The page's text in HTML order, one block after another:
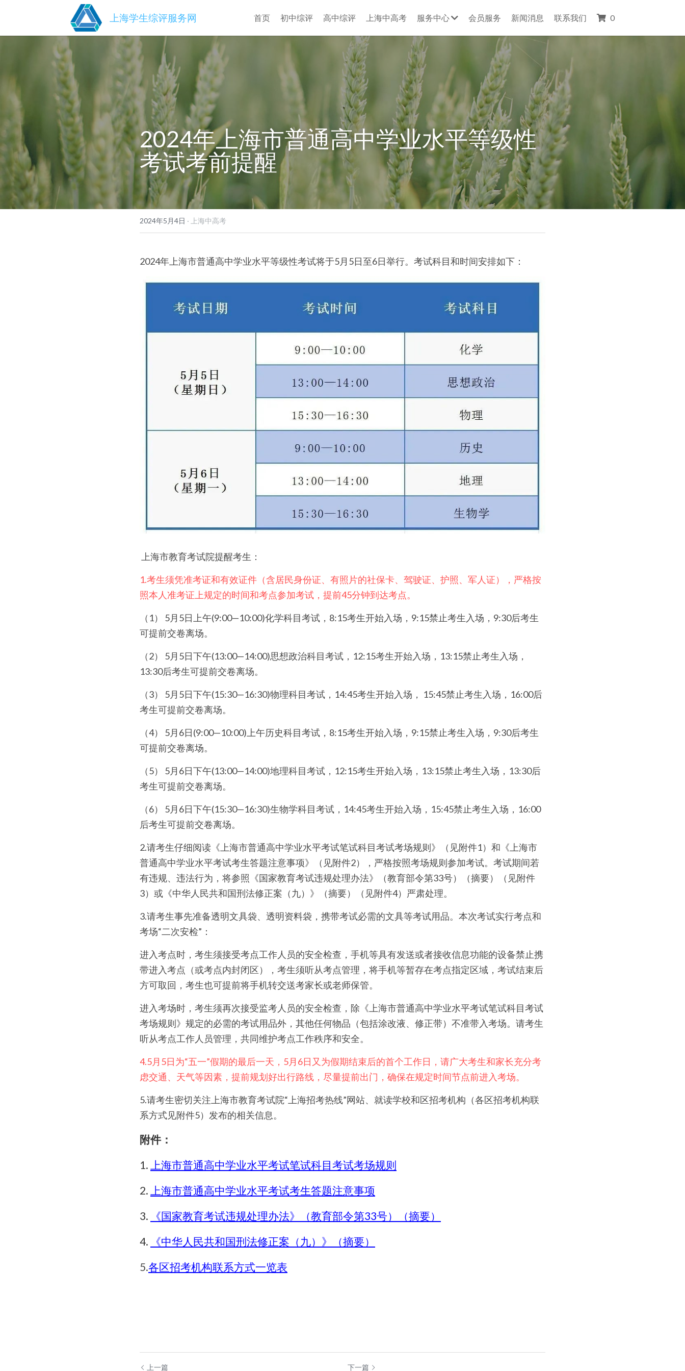
上海学生综评服务网 首页 初中综评 高中综评 上海中高考 服务中心 会员服务 新闻消息 联系我们 0
2024年上海市普通高中学业水平等级性
考试考前提醒
2024年5月4日 · 上海中高考
2024年上海市普通高中学业水平等级性考试将于5月5日至6日举行。考试科目和时间安排如下：
上海市教育考试院提醒考生：
1.考生须凭准考证和有效证件（含居民身份证、有照片的社保卡、驾驶证、护照、军人证），严格按
照本人准考证上规定的时间和考点参加考试，提前45分钟到达考点。
（1） 5月5日上午(9:00—10:00)化学科目考试，8:15考生开始入场，9:15禁止考生入场，9:30后考生
可提前交卷离场。
（2） 5月5日下午(13:00—14:00)思想政治科目考试，12:15考生开始入场，13:15禁止考生入场，
13:30后考生可提前交卷离场。
（3） 5月5日下午(15:30—16:30)物理科目考试，14:45考生开始入场， 15:45禁止考生入场，16:00后
考生可提前交卷离场。
（4） 5月6日(9:00—10:00)上午历史科目考试，8:15考生开始入场，9:15禁止考生入场，9:30后考生
可提前交卷离场。
（5） 5月6日下午(13:00—14:00)地理科目考试，12:15考生开始入场，13:15禁止考生入场，13:30后
考生可提前交卷离场。
（6） 5月6日下午(15:30—16:30)生物学科目考试，14:45考生开始入场，15:45禁止考生入场，16:00
后考生可提前交卷离场。
2.请考生仔细阅读《上海市普通高中学业水平考试笔试科目考试考场规则》（见附件1）和《上海市
普通高中学业水平考试考生答题注意事项》（见附件2），严格按照考场规则参加考试。考试期间若
有违规、违法行为，将参照《国家教育考试违规处理办法》（教育部令第33号）（摘要）（见附件
3）或《中华人民共和国刑法修正案（九）》（摘要）（见附件4）严肃处理。
3.请考生事先准备透明文具袋、透明资料袋，携带考试必需的文具等考试用品。本次考试实行考点和
考场“二次安检”：
进入考点时，考生须接受考点工作人员的安全检查，手机等具有发送或者接收信息功能的设备禁止携
带进入考点（或考点内封闭区），考生须听从考点管理，将手机等暂存在考点指定区域，考试结束后
方可取回，考生也可提前将手机转交送考家长或老师保管。
进入考场时，考生须再次接受监考人员的安全检查，除《上海市普通高中学业水平考试笔试科目考试
考场规则》规定的必需的考试用品外，其他任何物品（包括涂改液、修正带）不准带入考场。请考生
听从考点工作人员管理，共同维护考点工作秩序和安全。
4.5月5日为“五一”假期的最后一天，5月6日又为假期结束后的首个工作日，请广大考生和家长充分考
虑交通、天气等因素，提前规划好出行路线，尽量提前出门，确保在规定时间节点前进入考场。
5.请考生密切关注上海市教育考试院“上海招考热线”网站、就读学校和区招考机构（各区招考机构联
系方式见附件5）发布的相关信息。
附件：
1. 上海市普通高中学业水平考试笔试科目考试考场规则
2. 上海市普通高中学业水平考试考生答题注意事项
3.
《国家教育考试违规处理办法》（教育部令第33号）（摘要）
4.
《中华人民共和国刑法修正案（九）》（摘要）
5.各区招考机构联系方式一览表
上一篇 下一篇